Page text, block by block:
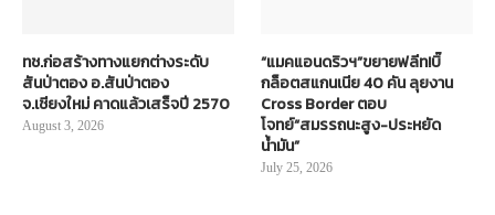
ทช.ก่อสร้างทางแยกต่างระดับ
สันป่าตอง อ.สันป่าตอง
จ.เชียงใหม่ คาดแล้วเสร็จปี 2570
August 3, 2026
“แมคแอนดริวฯ”ขยายฟลีท!บิ๊
กล็อตสแกนเนีย 40 คัน ลุยงาน
Cross Border ตอบ
โจทย์“สมรรถนะสูง-ประหยัด
น้ำมัน”
July 25, 2026